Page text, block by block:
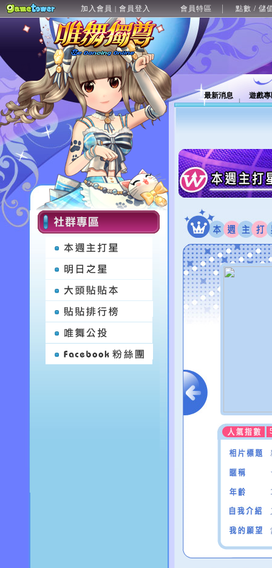
加入會員 | 會員登入 會員特區 點數 / 儲
最新消息 遊戲